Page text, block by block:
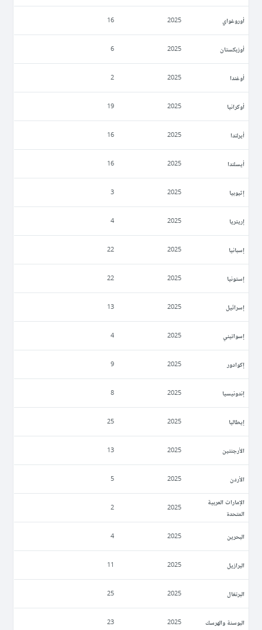
أوروغواي 2025
16
أوزبكستان 2025
6
أوغندا 2025
2
أوكرانيا 2025
19
أيرلندا 2025
16
أيسلندا 2025
16
إثيوبيا 2025
3
إريتريا 2025
4
إسبانيا 2025
22
إستونيا 2025
22
إسرائيل 2025
13
إسواتيني 2025
4
إكوادور 2025
9
إندونيسيا 2025
8
إيطاليا 2025
25
الأرجنتين 2025
13
الأردن 2025
5
الإمارات العربية
المتحدة
2025
2
البحرين 2025
4
البرازيل 2025
11
البرتغال 2025
25
البوسنة والهرسك 2025
23